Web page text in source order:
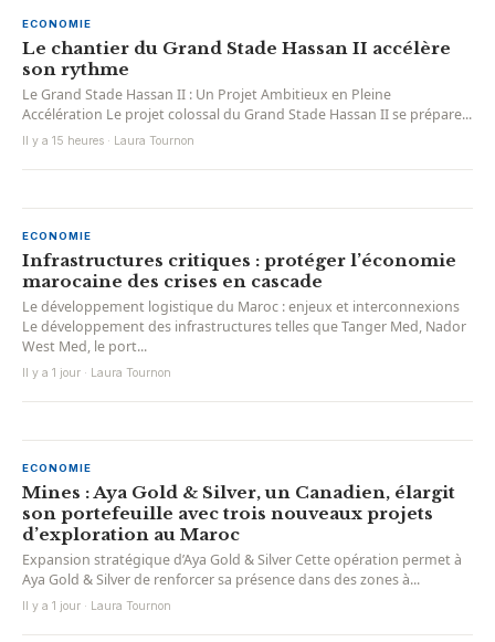
ECONOMIE
Le chantier du Grand Stade Hassan II accélère
son rythme
Le Grand Stade Hassan II : Un Projet Ambitieux en Pleine
Accélération Le projet colossal du Grand Stade Hassan II se prépare...
Il y a 15 heures · Laura Tournon
ECONOMIE
Infrastructures critiques : protéger l’économie
marocaine des crises en cascade
Le développement logistique du Maroc : enjeux et interconnexions
Le développement des infrastructures telles que Tanger Med, Nador
West Med, le port...
Il y a 1 jour · Laura Tournon
ECONOMIE
Mines : Aya Gold & Silver, un Canadien, élargit
son portefeuille avec trois nouveaux projets
d’exploration au Maroc
Expansion stratégique d’Aya Gold & Silver Cette opération permet à
Aya Gold & Silver de renforcer sa présence dans des zones à...
Il y a 1 jour · Laura Tournon